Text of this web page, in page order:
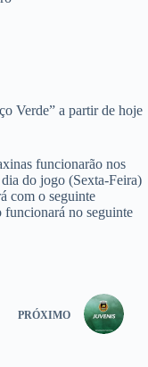
Verde” a partir de hoje
funcionarão nos
do jogo (Sexta-Feira)
com o seguinte
no seguinte
PRÓXIMO